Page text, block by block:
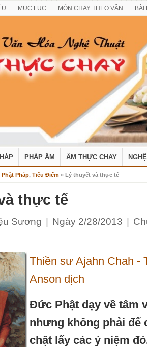
MỤC LỤC MÓN CHAY THEO VẦN BÀI
PHÁP ÂM ẨM THỰC CHAY
Phật Pháp, Tiêu Điểm » Lý thuyết và thực tế
thực tế
Sương Ngày 2/28/2013
Thiền sư Ajahn Chah -
Anson dịch
Đức Phật dạy về tâm
nhưng không phải để
chặt lấy các ý niệm